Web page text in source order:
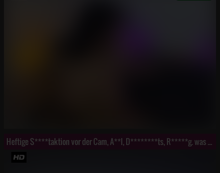
Heftige S****taktion vor der Cam, A**l, D********ts, R*****g. was das Herz begehrt.